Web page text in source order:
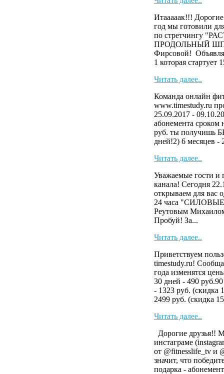
Итааааак!!!
год мы готовили
по стретчингу
ПРОДОЛЬНЫЙ
Фирсовой!
1 которая стартует
Читать далее..
Команда онлайн
www.timestudy.ru
25.09.2017 -
абонемента сроком
руб. ты получишь
дней!2) 6 месяцев -
Читать далее..
Уважаемые гости и
канала! Сегодня
открываем для вас
24 часа
Реутовым
Пробуй! За...
Читать далее..
Приветствуем
timestudy.ru!
года изменятся
30 дней - 490
- 1323 руб. (скидка
2499 руб. (скидка
Читать далее..
Дорогие друзья!!
инстаграме
от @fitnesslife_tv и
значит, что
подарка -